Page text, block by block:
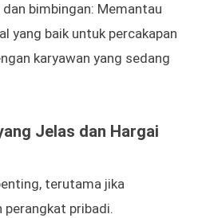
bimbingan: Memantau
yang baik untuk percakapan
karyawan yang sedang
Jelas dan Hargai
terutama jika
perangkat pribadi.